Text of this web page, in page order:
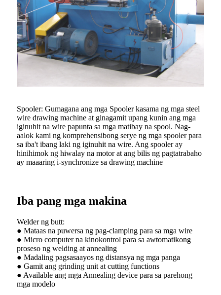
Spooler: Gumagana ang mga Spooler kasama ng mga steel
wire drawing machine at ginagamit upang kunin ang mga
iginuhit na wire papunta sa mga matibay na spool. Nag-
aalok kami ng komprehensibong serye ng mga spooler para
sa iba't ibang laki ng iginuhit na wire. Ang spooler ay
hinihimok ng hiwalay na motor at ang bilis ng pagtatrabaho
ay maaaring i-synchronize sa drawing machine
Iba pang mga makina
Welder ng butt:
● Mataas na puwersa ng pag-clamping para sa mga wire
● Micro computer na kinokontrol para sa awtomatikong
proseso ng welding at annealing
● Madaling pagsasaayos ng distansya ng mga panga
● Gamit ang grinding unit at cutting functions
● Available ang mga Annealing device para sa parehong
mga modelo